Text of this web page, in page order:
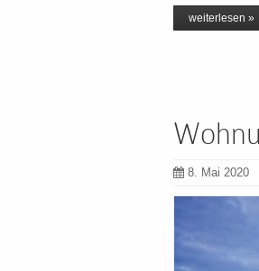
weiterlesen »
8. Mai 2020